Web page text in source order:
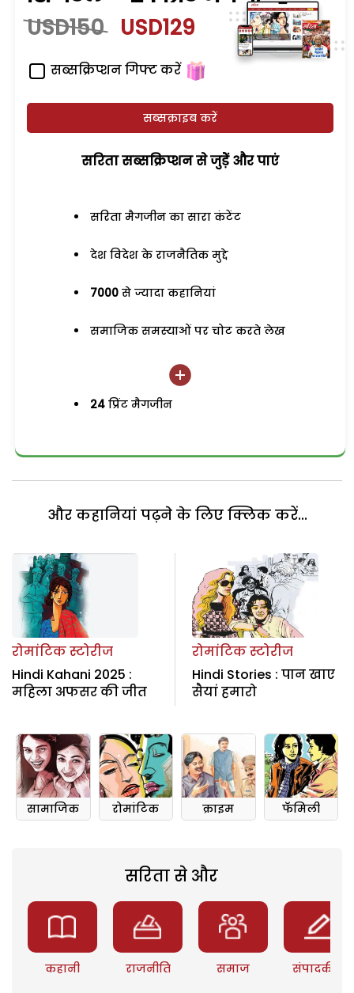
USD150 USD129
सब्सक्रिप्शन गिफ्ट करें
सब्सक्राइब करें
सरिता सब्सक्रिप्शन से जुड़ेें और पाएं
सरिता मैगजीन का सारा कंटेंट
देश विदेश के राजनैतिक मुद्दे
7000 से ज्यादा कहानियां
समाजिक समस्याओं पर चोट करते लेख
24 प्रिंट मैगजीन
और कहानियां पढ़ने के लिए क्लिक करें...
रोमांटिक स्टोरीज
Hindi Kahani 2025 :
महिला अफसर की जीत
रोमांटिक स्टोरीज
Hindi Stories : पान खाए
सैयां हमारो
सामाजिक रोमांटिक क्राइम फॅमिली
सरिता से और
कहानी राजनीति समाज संपादकीय